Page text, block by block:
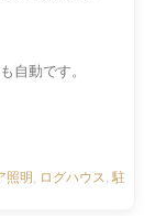
も自動です。
照明 ログハウス 駐